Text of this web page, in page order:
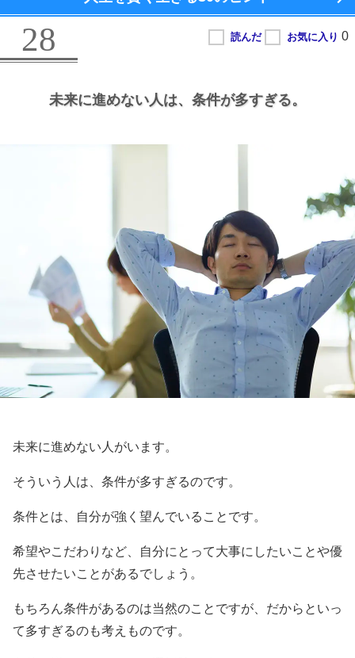
28
未来に進めない人は、 条件が多すぎる。
未来に進めない人がいます。
そういう人は、条件が多すぎるのです。
条件とは、自分が強く望んでいることです。
希望やこだわりなど、自分にとって大事にしたいことや優
先させたいことがあるでしょう。
もちろん条件があるのは当然のことですが、だからといっ
て多すぎるのも考えものです。